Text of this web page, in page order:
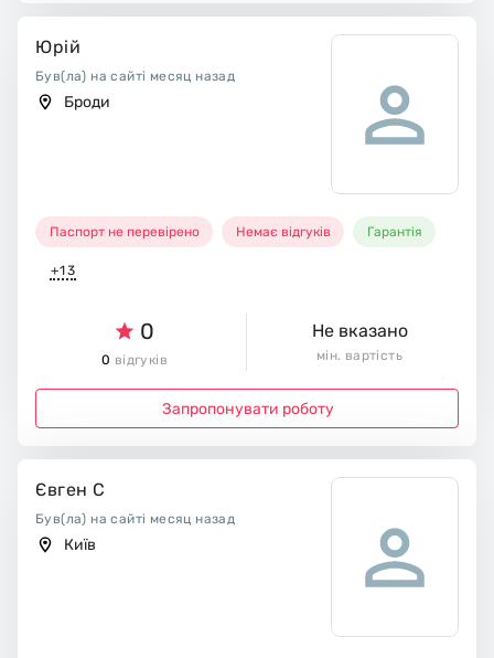
Юрій
Був(ла) на сайті месяц назад
Броди
Паспорт не перевірено Немає відгуків Гарантія
+13
0
0 відгуків
Не вказано
мін. вартість
Запропонувати роботу
Євген С
Був(ла) на сайті месяц назад
Київ